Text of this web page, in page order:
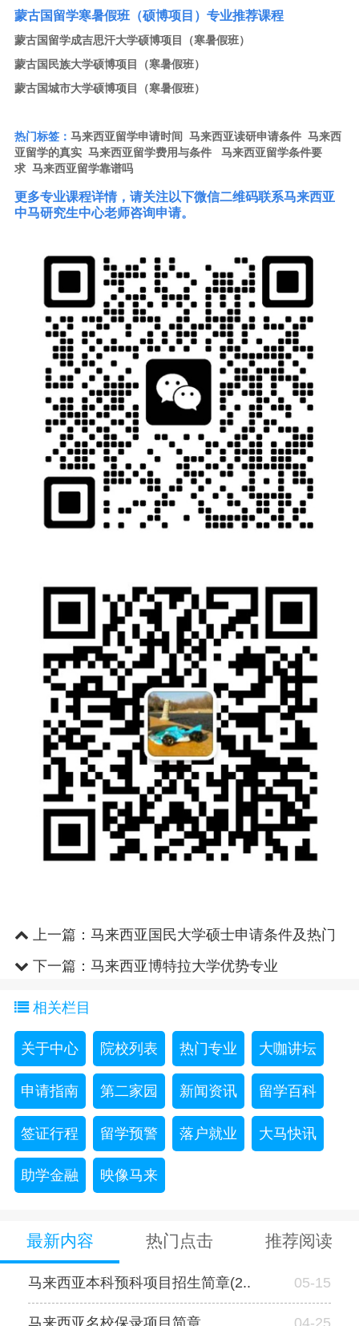
蒙古国留学寒暑假班（硕博项目）专业推荐课程
蒙古国留学成吉思汗大学硕博项目（寒暑假班）
蒙古国民族大学硕博项目（寒暑假班）
蒙古国城市大学硕博项目（寒暑假班）
热门标签： 马来西亚留学申请时间 马来西亚读研申请条件 马来西
亚留学的真实 马来西亚留学费用与条件
马来西亚留学条件要
求 马来西亚留学靠谱吗
更多专业课程详情，请关注以下微信二维码联系马来西亚
中马研究生中心老师咨询申请。
上一篇： 马来西亚国民大学硕士申请条件及热门
专业下一篇： 马来西亚博特拉大学优势专业
相关栏目
关于中心 院校列表 热门专业 大咖讲坛
申请指南 第二家园 新闻资讯 留学百科
签证行程 留学预警 落户就业 大马快讯
助学金融 映像马来
最新内容 热门点击 推荐阅读
马来西亚本科预科项目招生简章(2.. 05-15
马来西亚名校保录项目简章 04-25